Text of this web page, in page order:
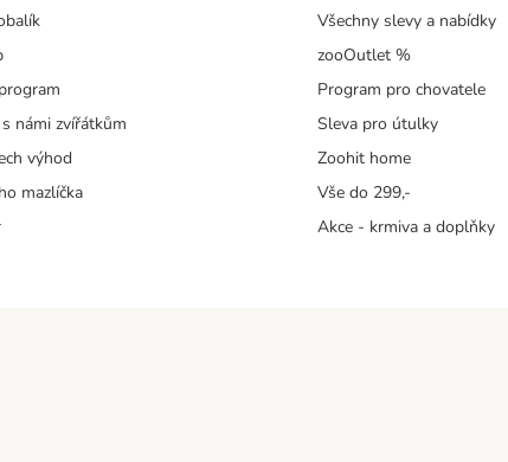
námi zvířátkům
výhod
mazlíčka
Všechny slevy a nabídky
zooOutlet %
Program pro chovatele
Sleva pro útulky
Zoohit home
Vše do 299,-
Akce - krmiva a doplňky